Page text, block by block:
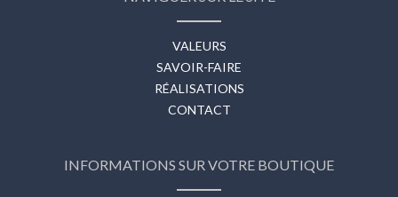
VALEURS
SAVOIR-FAIRE
RÉALISATIONS
CONTACT
INFORMATIONS SUR VOTRE BOUTIQUE